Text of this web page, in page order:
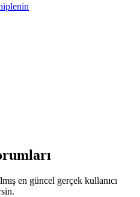
en güncel gerçek kullanıcı